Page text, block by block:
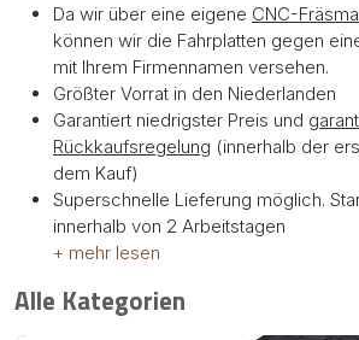
Da wir über eine eigene CNC-
können wir die Fahrplatten gegen
mit Ihrem Firmennamen versehen.
Größter Vorrat in den Niederlanden
Garantiert niedrigster Preis und
Rückkaufsregelung (innerhalb der
dem Kauf)
Superschnelle Lieferung möglich.
innerhalb von 2 Arbeitstagen
+ mehr lesen
Alle Kategorien